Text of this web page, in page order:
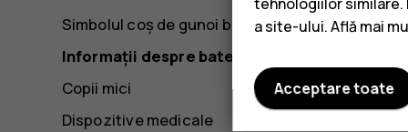
Simbolul coș de gunoi barat
Informații despre baterie și încărcător
Copii mici
Dispozitive medicale
a site-ului. Află mai
Acceptare toate